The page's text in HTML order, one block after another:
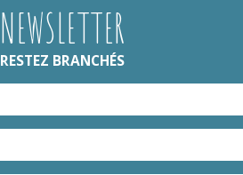
NEWSLETTER
RESTEZ BRANCHÉS